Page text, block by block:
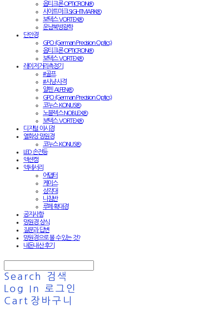
옵티크론 OPTICRON®
사이트마크 SIGHTMARK®
보텍스 VORTEX®
운남북방광학
단안경
GPO (German Precision Optics)
옵티크론 OPTICRON®
보텍스 VORTEX®
레이저거리측정기
#골프
#사냥·사격
알펜 ALPEN®
GPO (German Precision Optics)
코누스 KONUS®
노블렉스 NOBLEX®
보텍스 VORTEX®
디지털 야시경
열화상 망원경
코누스 KONUS®
LED 손전등
액션캠
액세서리
어댑터
케이스
삼각대
나침반
루페·확대경
공지사항
망원경 상식
질문과 답변
망원경으로 볼 수 있는 것?
내돈내산 후기
Search
검색
Log In
로그인
Cart 장바구니